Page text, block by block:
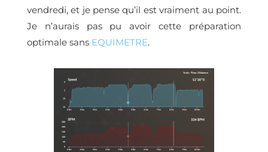
vendredi, et je pense qu’il est vraiment au point.
Je n’aurais pas pu avoir cette préparation
optimale sans EQUIMETRE.